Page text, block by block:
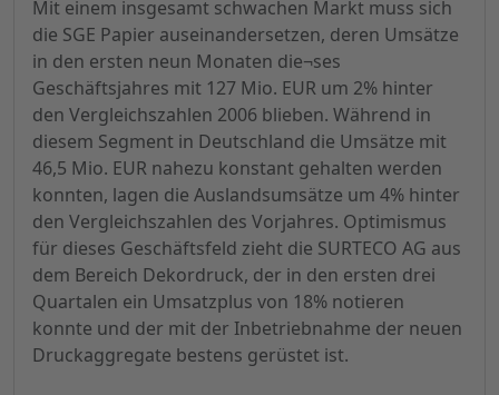
Mit einem insgesamt schwachen Markt muss sich
die SGE Papier auseinandersetzen, deren Umsätze
in den ersten neun Monaten die¬ses
Geschäftsjahres mit 127 Mio. EUR um 2% hinter
den Vergleichszahlen 2006 blieben. Während in
diesem Segment in Deutschland die Umsätze mit
46,5 Mio. EUR nahezu konstant gehalten werden
konnten, lagen die Auslandsumsätze um 4% hinter
den Vergleichszahlen des Vorjahres. Optimismus
für dieses Geschäftsfeld zieht die SURTECO AG aus
dem Bereich Dekordruck, der in den ersten drei
Quartalen ein Umsatzplus von 18% notieren
konnte und der mit der Inbetriebnahme der neuen
Druckaggregate bestens gerüstet ist.